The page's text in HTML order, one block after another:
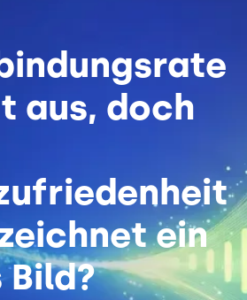
aus, doch
ein
Bild?